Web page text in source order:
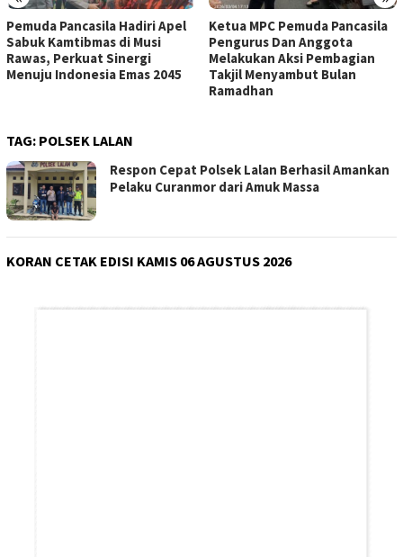
Ketua MPC Pemuda Pancasila
Pengurus Dan Anggota
Melakukan Aksi Pembagian
Takjil Menyambut Bulan
MPC Pemuda Pancasila Kab.
OKU Gelar Buka Puasa
Bersama, Pererat Silaturahmi
TAG: POLSEK LALAN
Respon Cepat Polsek Lalan Berhasil Amankan
Pelaku Curanmor dari Amuk Massa
KORAN CETAK EDISI KAMIS 06 AGUSTUS 2026